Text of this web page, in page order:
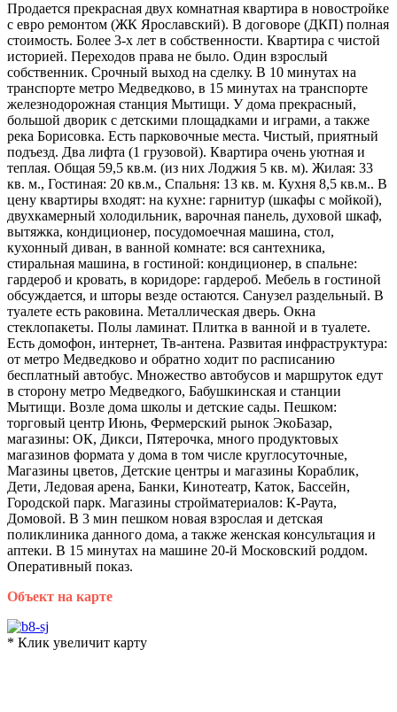
Продается прекрасная двух комнатная квартира в новостройке
с евро ремонтом (ЖК Ярославский). В договоре (ДКП) полная
стоимость. Более 3-х лет в собственности. Квартира с чистой
историей. Переходов права не было. Один взрослый
собственник. Срочный выход на сделку. В 10 минутах на
транспорте метро Медведково, в 15 минутах на транспорте
железнодорожная станция Мытищи. У дома прекрасный,
большой дворик с детскими площадками и играми, а также
река Борисовка. Есть парковочные места. Чистый, приятный
подъезд. Два лифта (1 грузовой). Квартира очень уютная и
теплая. Общая 59,5 кв.м. (из них Лоджия 5 кв. м). Жилая: 33
кв. м., Гостиная: 20 кв.м., Спальня: 13 кв. м. Кухня 8,5 кв.м.. В
цену квартиры входят: на кухне: гарнитур (шкафы с мойкой),
двухкамерный холодильник, варочная панель, духовой шкаф,
вытяжка, кондиционер, посудомоечная машина, стол,
кухонный диван, в ванной комнате: вся сантехника,
стиральная машина, в гостиной: кондиционер, в спальне:
гардероб и кровать, в коридоре: гардероб. Мебель в гостиной
обсуждается, и шторы везде остаются. Санузел раздельный. В
туалете есть раковина. Металлическая дверь. Окна
стеклопакеты. Полы ламинат. Плитка в ванной и в туалете.
Есть домофон, интернет, Тв-антена. Развитая инфраструктура:
от метро Медведково и обратно ходит по расписанию
бесплатный автобус. Множество автобусов и маршруток едут
в сторону метро Медведкого, Бабушкинская и станции
Мытищи. Возле дома школы и детские сады. Пешком:
торговый центр Июнь, Фермерский рынок ЭкоБазар,
магазины: ОК, Дикси, Пятерочка, много продуктовых
магазинов формата у дома в том числе круглосуточные,
Магазины цветов, Детские центры и магазины Кораблик,
Дети, Ледовая арена, Банки, Кинотеатр, Каток, Бассейн,
Городской парк. Магазины стройматериалов: К-Раута,
Домовой. В 3 мин пешком новая взрослая и детская
поликлиника данного дома, а также женская консультация и
аптеки. В 15 минутах на машине 20-й Московский роддом.
Оперативный показ.
Объект на карте
* Клик увеличит карту